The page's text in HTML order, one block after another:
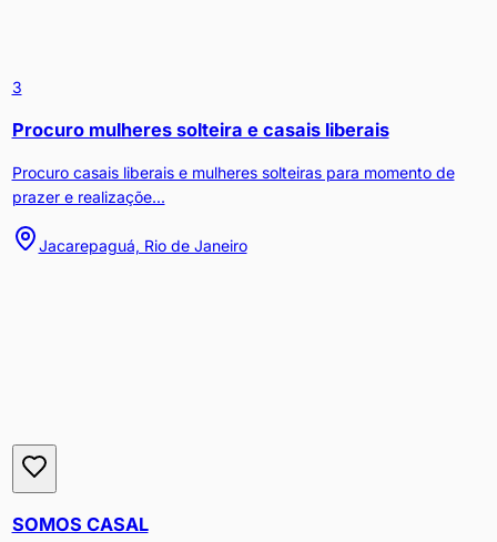
3
Procuro mulheres solteira e casais liberais
Procuro casais liberais e mulheres solteiras para momento de
prazer e realizaçõe...
Jacarepaguá, Rio de Janeiro
SOMOS CASAL